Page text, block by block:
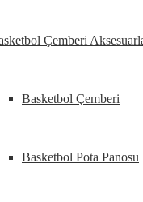
Çemberi
Basketbol Çemberi
Basketbol Pota Panosu